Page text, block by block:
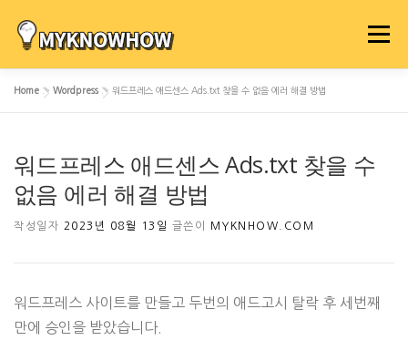
로
메뉴
Home » Wordpress» 워드프레스 애드센스 Ads.txt 찾을 수 없음 에러 해결 방법
워드프레스 애드센스 Ads.txt 찾을 수
없음 에러 해결 방법
작성일자 2023년 08월 13일 글쓴이 MYKNHOW.COM
워드프레스 사이트를 만들고 두번의 애드고시 탈락 후 세번째
만에 승인을 받았습니다.